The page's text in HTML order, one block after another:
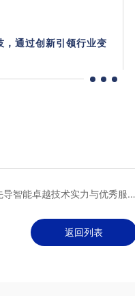
，通过创新引领行业变
智能卓越技术实力与优秀服务
返回列表